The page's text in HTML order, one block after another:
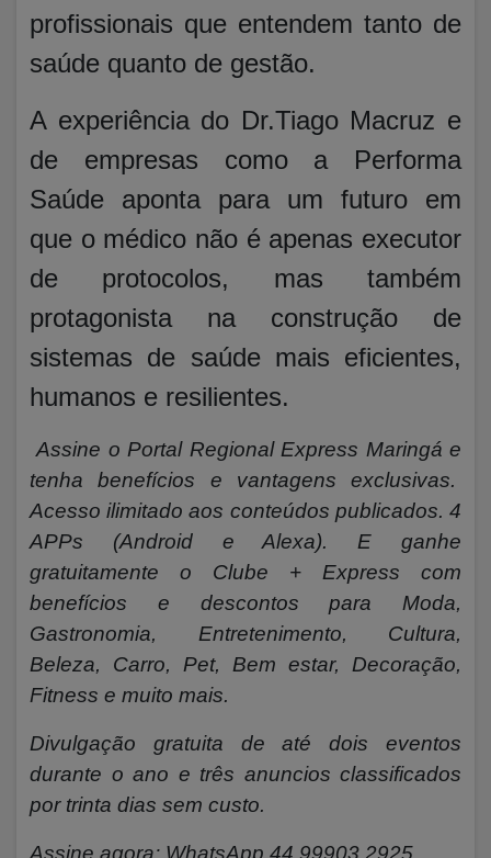
profissionais que entendem tanto de
saúde quanto de gestão.
A experiência do Dr.Tiago Macruz e
de empresas como a Performa
Saúde aponta para um futuro em
que o médico não é apenas executor
de protocolos, mas também
protagonista na construção de
sistemas de saúde mais eficientes,
humanos e resilientes.
Assine o Portal Regional Express Maringá e
tenha benefícios e vantagens exclusivas.
Acesso ilimitado aos conteúdos publicados. 4
APPs (Android e Alexa). E ganhe
gratuitamente o Clube + Express com
benefícios e descontos para Moda,
Gastronomia, Entretenimento, Cultura,
Beleza, Carro, Pet, Bem estar, Decoração,
Fitness e muito mais.
Divulgação gratuita de até dois eventos
durante o ano e três anuncios classificados
por trinta dias sem custo.
Assine agora: WhatsApp 44.99903.2925